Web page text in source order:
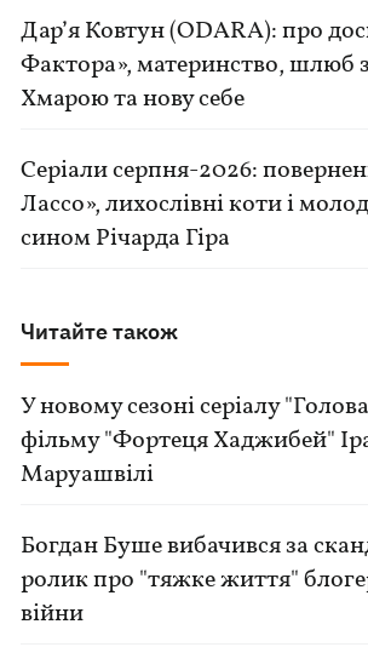
Дар’я Ковтун (ODARA): про
Фактора», материнство, шлюб
Хмарою та нову себе
Серіали серпня-2026:
Лассо», лихослівні коти і
сином Річарда Гіра
Читайте також
У новому сезоні серіалу
фільму "Фортеця Хаджибей"
Маруашвілі
Богдан Буше вибачився за
ролик про "тяжке життя"
війни